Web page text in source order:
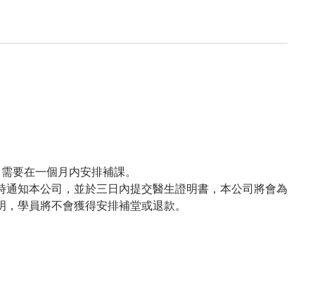
要在一個月内安排補課。
知本公司，並於三日內提交醫生證明書，本公司將會為
學員將不會獲得安排補堂或退款。